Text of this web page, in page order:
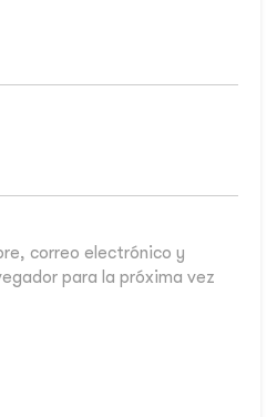
correo electrónico y
para la próxima vez